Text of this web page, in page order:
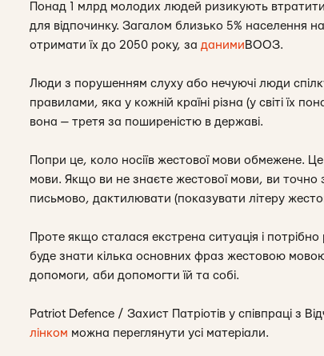
Понад 1 млрд молодих людей ризикують втратити
для відпочинку. Загалом близько 5% населення
отримати їх до 2050 року, за даними ВООЗ.
Люди з порушенням слуху або нечуючі люди
правилами, яка у кожній країні різна (у світі їх
вона — третя за поширеністю в державі.
Попри це, коло носіїв жестової мови обмежене.
мови. Якщо ви не знаєте жестової мови, ви
письмово, дактилювати (показувати літеру
Проте якщо сталася екстрена ситуація і
буде знати кілька основних фраз жестовою
допомоги, аби допомогти їй та собі.
Patriot Defence / Захист Патріотів у співпраці з
лінком можна переглянути усі матеріали.